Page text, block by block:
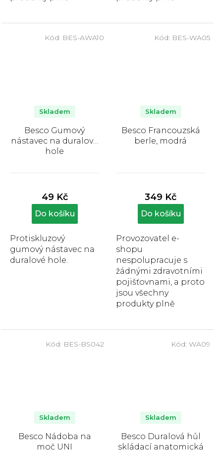
kompenzační
uživatelům...
Besco Gumový
nástavec na duralové
hole
produktu
5,0
hvězdiček.
Skladem
49 Kč
Do košíku
Protiskluzový
gumový nástavec na
duralové hole.
Kód: BES-AWA10
Besco Francouzská
berle, modrá
produktu
5,0
hvězdiček.
Skladem
349 Kč
Do košíku
Provozovatel e-
shopu
nespolupracuje s
žádnými zdravotními
pojišťovnami, a proto
jsou všechny
produkty plně
Kód: BES-WA05
Besco Nádoba na
moč UNI
Skladem
Kód: BES-BS042
Besco Duralová hůl
skládací anatomická
Skladem
Kód: WA09